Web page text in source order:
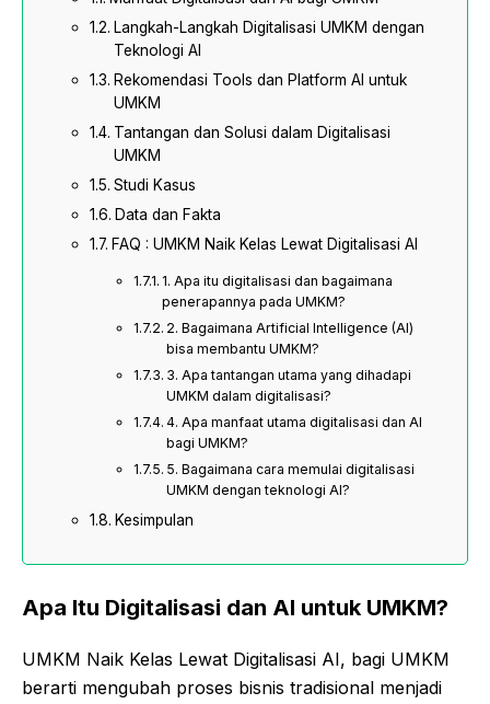
Langkah-Langkah Digitalisasi UMKM dengan
Teknologi AI
Rekomendasi Tools dan Platform AI untuk
UMKM
Tantangan dan Solusi dalam Digitalisasi
UMKM
Studi Kasus
Data dan Fakta
FAQ : UMKM Naik Kelas Lewat Digitalisasi AI
1. Apa itu digitalisasi dan bagaimana
penerapannya pada UMKM?
2. Bagaimana Artificial Intelligence (AI)
bisa membantu UMKM?
3. Apa tantangan utama yang dihadapi
UMKM dalam digitalisasi?
4. Apa manfaat utama digitalisasi dan AI
bagi UMKM?
5. Bagaimana cara memulai digitalisasi
UMKM dengan teknologi AI?
Kesimpulan
Apa Itu Digitalisasi dan AI untuk UMKM?
UMKM Naik Kelas Lewat Digitalisasi AI, bagi UMKM
berarti mengubah proses bisnis tradisional menjadi